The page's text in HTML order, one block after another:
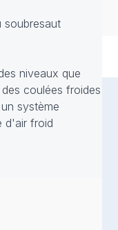
soubresaut
niveaux que
coulées froides
système
d'air froid